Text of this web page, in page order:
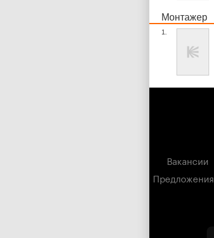
Монтажер
1.
Вакансии
Предложения